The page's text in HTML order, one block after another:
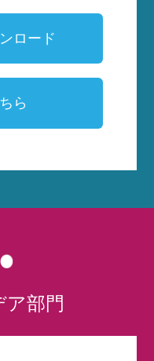
ロード
ら
ア部門